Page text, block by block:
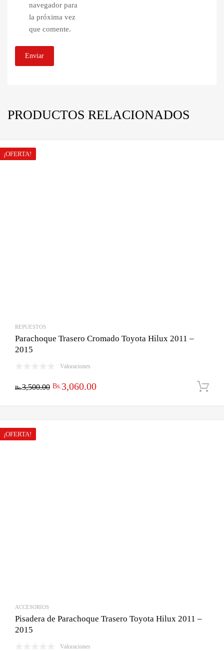
navegador para
la próxima vez
que comente.
PRODUCTOS RELACIONADOS
¡OFERTA!
REPUESTOS
Parachoque Trasero Cromado Toyota Hilux 2011 –
2015
Valoraciones
Bs.3,500.00 El
Bs. 3,060.00El
¡OFERTA!
ACCESORIOS
Pisadera de Parachoque Trasero Toyota Hilux 2011 –
2015
Valoraciones